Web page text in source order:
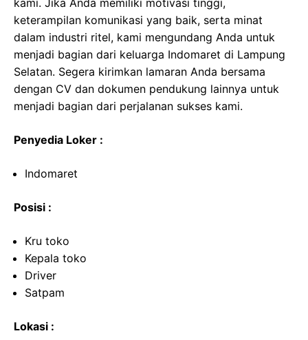
kami. Jika Anda memiliki motivasi tinggi,
keterampilan komunikasi yang baik, serta minat
dalam industri ritel, kami mengundang Anda untuk
menjadi bagian dari keluarga Indomaret di Lampung
Selatan. Segera kirimkan lamaran Anda bersama
dengan CV dan dokumen pendukung lainnya untuk
menjadi bagian dari perjalanan sukses kami.
Penyedia Loker :
Indomaret
Posisi :
Kru toko
Kepala toko
Driver
Satpam
Lokasi :